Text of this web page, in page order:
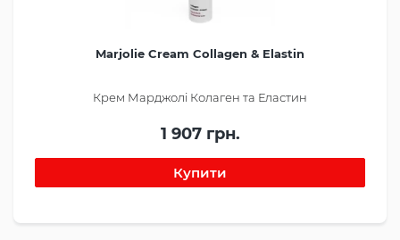
Marjolie Cream Collagen & Elastin
Крем Марджолі Колаген та Еластин
1 907 грн.